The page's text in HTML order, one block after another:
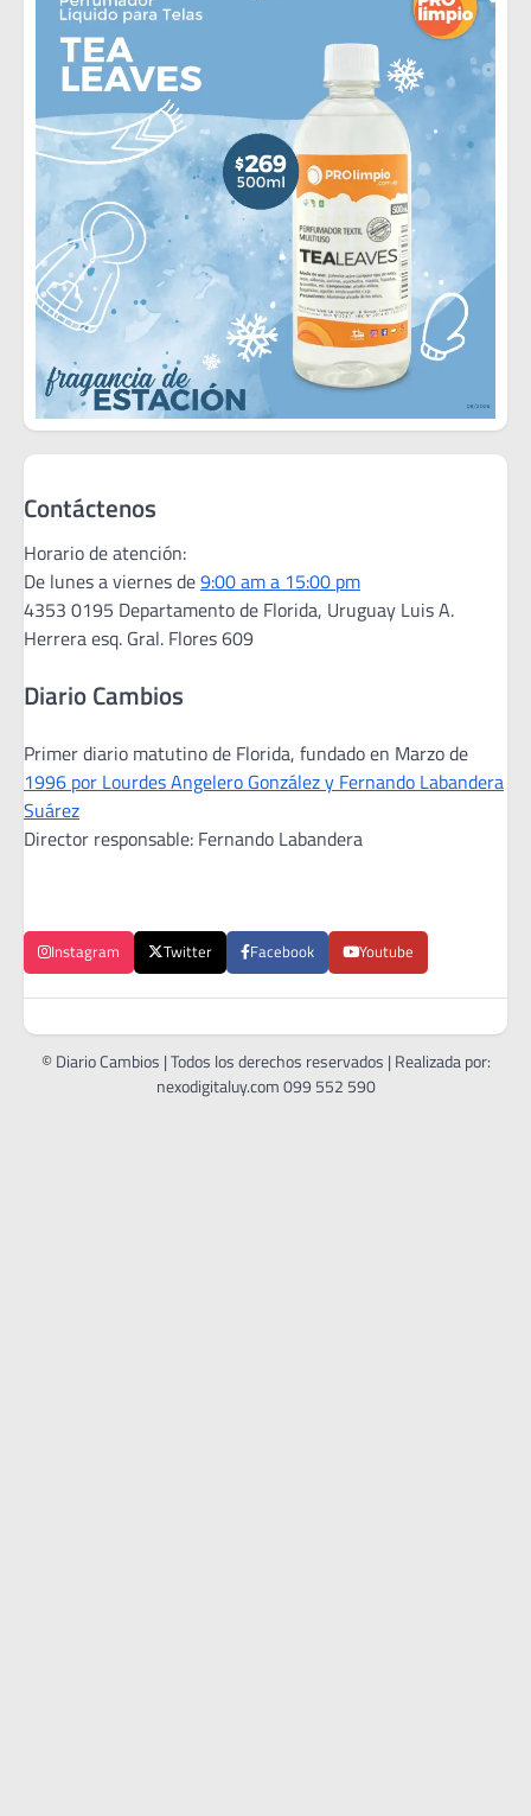
Contáctenos
Horario de atención:
De lunes a viernes de9:00 am a 15:00 pm
4353 0195 Departamento de Florida, Uruguay Luis A.
Herrera esq. Gral. Flores 609
Diario Cambios
Primer diario matutino de Florida, fundado en Marzo de
1996 por Lourdes Angelero González y Fernando Labandera
Suárez
Director responsable: Fernando Labandera
Instagram Twitter Facebook Youtube